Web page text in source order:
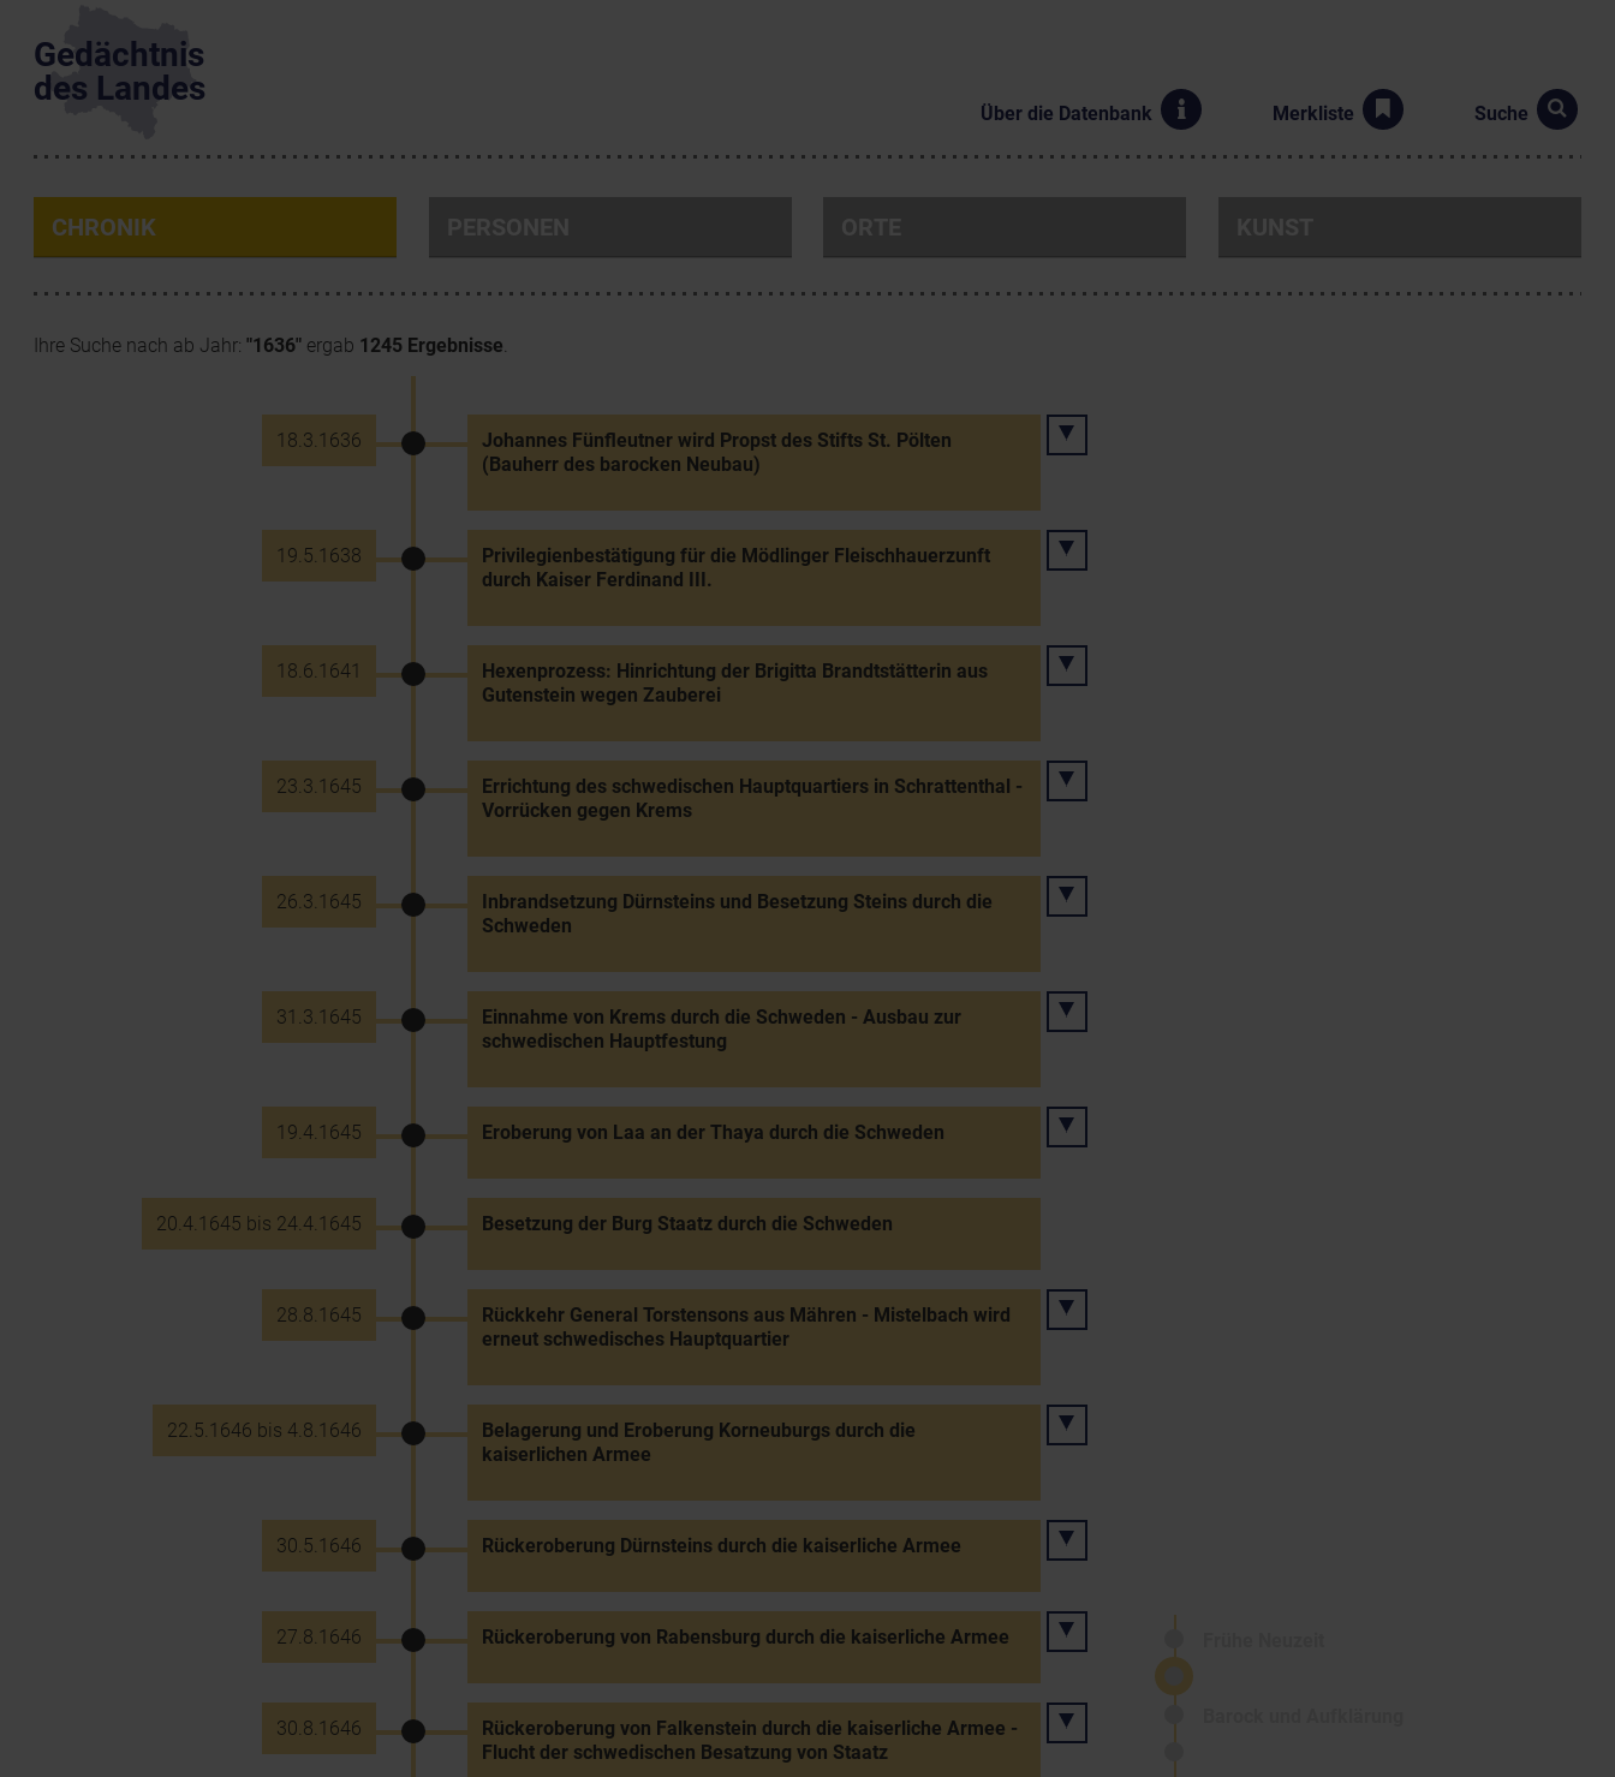
Gedächtnis
des Landes
Über die Datenbank Merkliste Suche
CHRONIK
Ihre Suche nach ab Jahr: "1636" ergab 1245 Ergebnisse.
18.3.1636
Johannes Fünfleutner wird Propst des Stifts St. Pölten
(Bauherr des barocken Neubau)
19.5.1638
Privilegienbestätigung für die Mödlinger Fleischhauerzunft
durch Kaiser Ferdinand III.
18.6.1641
Hexenprozess: Hinrichtung der Brigitta Brandtstätterin aus
Gutenstein wegen Zauberei
23.3.1645
Errichtung des schwedischen Hauptquartiers in Schrattenthal -
Vorrücken gegen Krems
26.3.1645
Inbrandsetzung Dürnsteins und Besetzung Steins durch die
Schweden
31.3.1645
Einnahme von Krems durch die Schweden - Ausbau zur
schwedischen Hauptfestung
19.4.1645 Eroberung von Laa an der Thaya durch die Schweden
20.4.1645 bis 24.4.1645 Besetzung der Burg Staatz durch die Schweden
28.8.1645
Rückkehr General Torstensons aus Mähren - Mistelbach wird
erneut schwedisches Hauptquartier
22.5.1646 bis 4.8.1646
Belagerung und Eroberung Korneuburgs durch die
kaiserlichen Armee
30.5.1646 Rückeroberung Dürnsteins durch die kaiserliche Armee
27.8.1646 Rückeroberung von Rabensburg durch die kaiserliche Armee
30.8.1646
Rückeroberung von Falkenstein durch die kaiserliche Armee -
Flucht der schwedischen Besatzung von Staatz